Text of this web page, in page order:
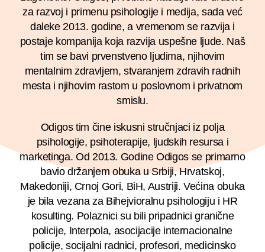
Priručnik za zaposlene
Provera radne biografije
Business continuity
za razvoj i primenu psihologije i medija, sada već
daleke 2013. godine, a vremenom se razvija i
postaje kompanija koja razvija uspešne ljude. Naš
tim se bavi prvenstveno ljudima, njihovim
mentalnim zdravljem, stvaranjem zdravih radnih
mesta i njihovim rastom u poslovnom i privatnom
smislu.
Odigos tim čine iskusni stručnjaci iz polja
psihologije, psihoterapije, ljudskih resursa i
marketinga. Od 2013. Godine Odigos se primarno
bavio držanjem obuka u Srbiji, Hrvatskoj,
Makedoniji, Crnoj Gori, BiH, Austriji. Većina obuka
je bila vezana za Bihejvioralnu psihologiju i HR
kosulting. Polaznici su bili pripadnici granične
policije, Interpola, asocijacije internacionalne
policije, socijalni radnici, profesori, medicinsko